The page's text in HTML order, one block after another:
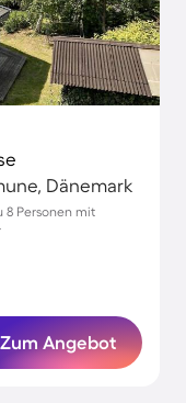
Dänemark
8 Personen mit
Zum Angebot